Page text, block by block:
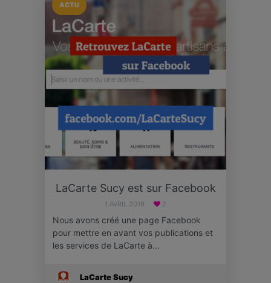
ACTU
LaCarte Sucy est sur Facebook
1 AVRIL 2019 2
Nous avons créé une page Facebook
pour mettre en avant vos publications et
les services de LaCarte à…
LaCarte Sucy